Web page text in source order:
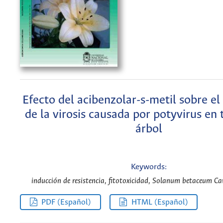
Efecto del acibenzolar-s-metil sobre
de la virosis causada por potyvirus en
árbol
Keywords:
inducción de resistencia, fitotoxicidad, Solanum betaceum
PDF (Español) HTML (Español)